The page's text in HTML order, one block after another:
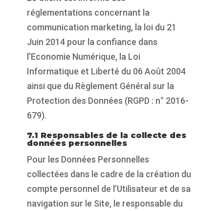
réglementations concernant la
communication marketing, la loi du 21
Juin 2014 pour la confiance dans
l’Economie Numérique, la Loi
Informatique et Liberté du 06 Août 2004
ainsi que du Règlement Général sur la
Protection des Données (RGPD : n° 2016-
679).
7.1 Responsables de la collecte des
données personnelles
Pour les Données Personnelles
collectées dans le cadre de la création du
compte personnel de l’Utilisateur et de sa
navigation sur le Site, le responsable du